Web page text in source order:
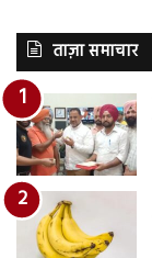
ताज़ा समाचार